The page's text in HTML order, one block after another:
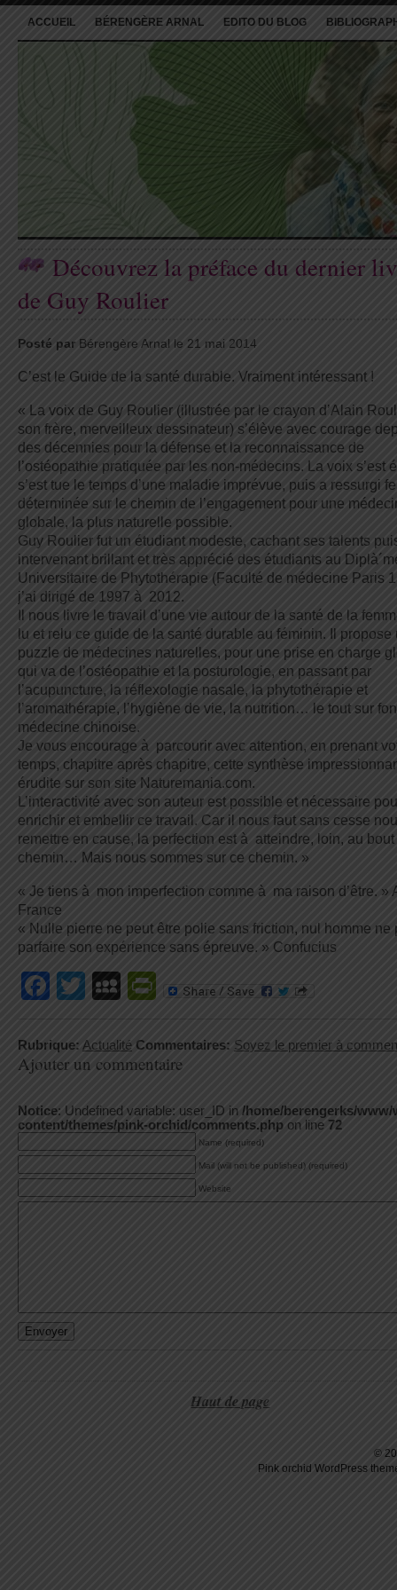
ACCUEIL BÉRENGÈRE ARNAL EDITO DU BLOG
Découvrez la préface du dernier
de Guy Roulier
Posté par Bérengère Arnal le 21 mai 2014
C’est le Guide de la santé durable. Vraiment intéressant !
« La voix de Guy Roulier (illustrée par le crayon d’Alain
son frère, merveilleux dessinateur) s’élève avec courage
des décennies pour la défense et la reconnaissance de
l’ostéopathie pratiquée par les non-médecins. La voix s’est
s’est tue le temps d’une maladie imprévue, puis a ressurgi
déterminée sur le chemin de l’engagement pour une
globale, la plus naturelle possible.
Guy Roulier fut un étudiant modeste, cachant ses talents
intervenant brillant et très apprécié des étudiants au
Universitaire de Phytothérapie (Faculté de médecine Paris
j’ai dirigé de 1997 à 2012.
Il nous livre le travail d’une vie autour de la santé de la
lu et relu ce guide de la santé durable au féminin. Il propose
puzzle de médecines naturelles, pour une prise en charge
qui va de l’ostéopathie et la posturologie, en passant par
l’acupuncture, la réflexologie nasale, la phytothérapie et
l’aromathérapie, l’hygiène de vie, la nutrition… le tout sur
médecine chinoise.
Je vous encourage à parcourir avec attention, en prenant
temps, chapitre après chapitre, cette synthèse
érudite sur son site Naturemania.com.
L’interactivité avec son auteur est possible et nécessaire
enrichir et embellir ce travail. Car il nous faut sans cesse
remettre en cause, la perfection est à atteindre, loin, au
chemin… Mais nous sommes sur ce chemin. »
« Je tiens à mon imperfection comme à ma raison d’être. »
France
« Nulle pierre ne peut être polie sans friction, nul homme ne
parfaire son expérience sans épreuve. » Confucius
Facebook
TwitterMySpace
PrintFriendly
Rubrique: Actualité Commentaires: Soyez le premier à
Ajouter un commentaire
Notice: Undefined variable: user_ID in /home/berengerks/www/
content/themes/pink-orchid/comments.php on line 72
Name (required)
Mail (will not be published) (required)
Website
Haut de page
©
Pink orchid WordPress